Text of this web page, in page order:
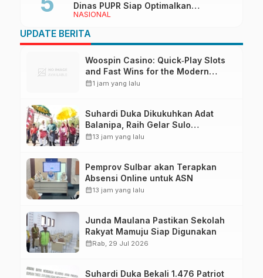
NASIONAL
Dinas PUPR Siap Optimalkan
Pendapatan Daerah
UPDATE BERITA
Woospin Casino: Quick‑Play Slots
and Fast Wins for the Modern
Gambler
calendar_month1 jam yang lalu
Suhardi Duka Dikukuhkan Adat
Balanipa, Raih Gelar Sulo
Tappidena
calendar_month13 jam yang lalu
Pemprov Sulbar akan Terapkan
Absensi Online untuk ASN
calendar_month13 jam yang lalu
Junda Maulana Pastikan Sekolah
Rakyat Mamuju Siap Digunakan
calendar_monthRab, 29 Jul 2026
Suhardi Duka Bekali 1.476 Patriot